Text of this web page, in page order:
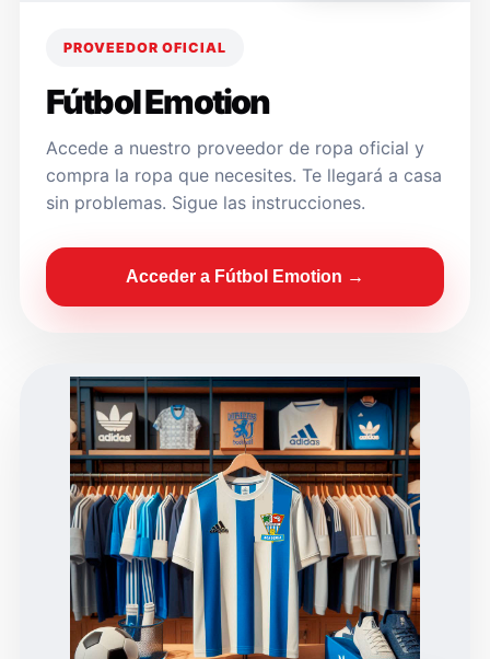
PROVEEDOR OFICIAL
Fútbol Emotion
Accede a nuestro proveedor de ropa oficial y
compra la ropa que necesites. Te llegará a casa
sin problemas. Sigue las instrucciones.
Acceder a Fútbol Emotion →